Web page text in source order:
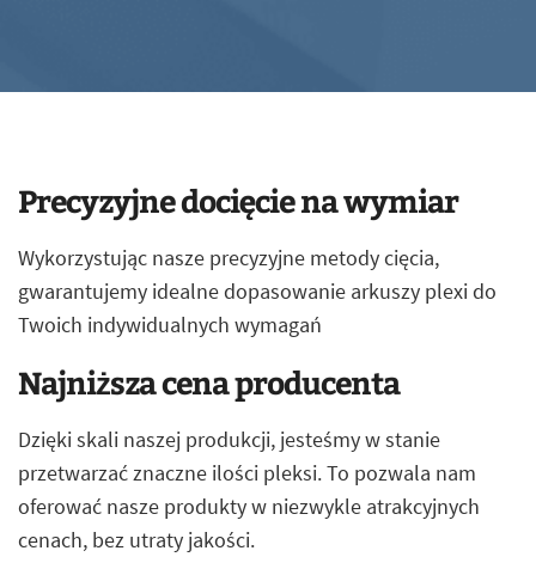
Precyzyjne docięcie na wymiar
Wykorzystując nasze precyzyjne metody cięcia,
gwarantujemy idealne dopasowanie arkuszy plexi do
Twoich indywidualnych wymagań
Najniższa cena producenta
Dzięki skali naszej produkcji, jesteśmy w stanie
przetwarzać znaczne ilości pleksi. To pozwala nam
oferować nasze produkty w niezwykle atrakcyjnych
cenach, bez utraty jakości.